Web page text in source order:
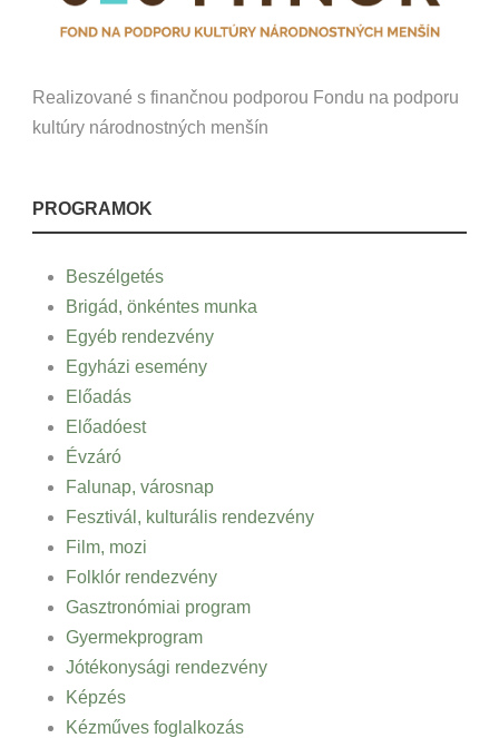
Realizované s finančnou podporou Fondu na podporu
kultúry národnostných menšín
PROGRAMOK
Beszélgetés
Brigád, önkéntes munka
Egyéb rendezvény
Egyházi esemény
Előadás
Előadóest
Évzáró
Falunap, városnap
Fesztivál, kulturális rendezvény
Film, mozi
Folklór rendezvény
Gasztronómiai program
Gyermekprogram
Jótékonysági rendezvény
Képzés
Kézműves foglalkozás